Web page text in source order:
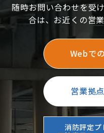
随時お問い合わせを受
合は、お近くの営
Webで
営業拠
消防評定プ